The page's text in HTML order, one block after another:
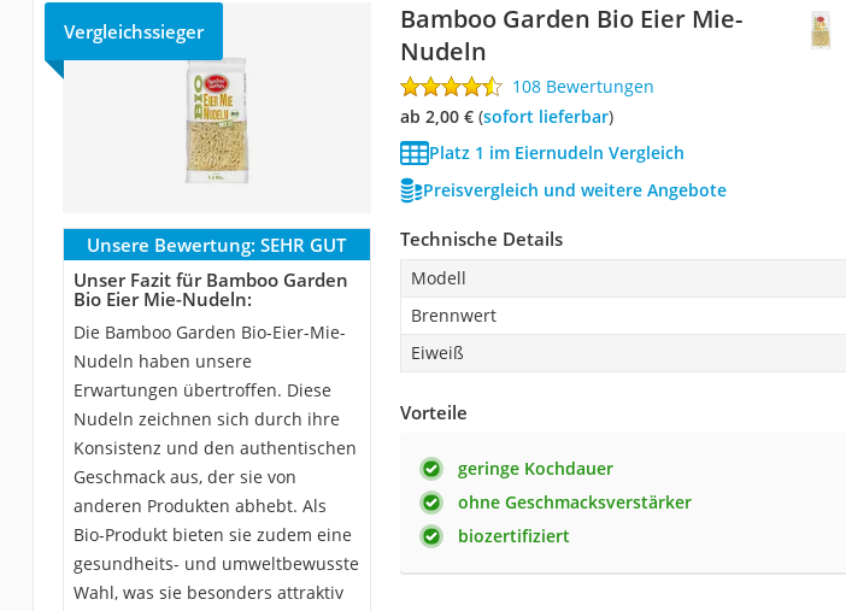
Vergleichssieger
Bamboo Garden Bio Eier Mie-
Nudeln
108 Bewertungen
ab 2,00 €( Sofort lieferbar)
Platz 1 im Eiernudeln Vergleich
Preisvergleich und weitere Angebote
Unsere Bewertung: SEHR GUT
Unser Fazit für Bamboo Garden
Bio Eier Mie-Nudeln:
Die Bamboo Garden Bio-Eier-Mie-
Nudeln haben unsere
Erwartungen übertroffen. Diese
Nudeln zeichnen sich durch ihre
Konsistenz und den authentischen
Geschmack aus, der sie von
anderen Produkten abhebt. Als
Bio-Produkt bieten sie zudem eine
gesundheits- und umweltbewusste
Wahl, was sie besonders attraktiv
Technische Details
Modell
Brennwert
Eiweiß
Vorteile
geringe Kochdauer
ohne Geschmacksverstärker
biozertifiziert